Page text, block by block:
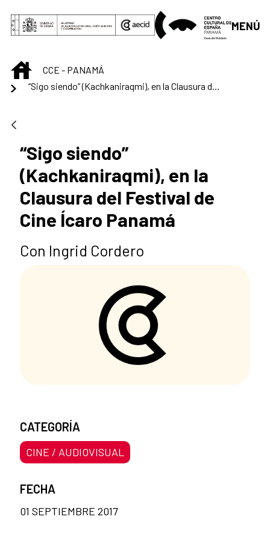
Saltar al contenido principal
MENÚ
INICIOCCE - PANAMÁ
“Sigo siendo”
(Kachkaniraqmi), en la
Clausura del Festival de
Cine Ícaro Panamá
Con Ingrid Cordero
CATEGORÍA
CINE / AUDIOVISUAL
FECHA
01 SEPTIEMBRE 2017